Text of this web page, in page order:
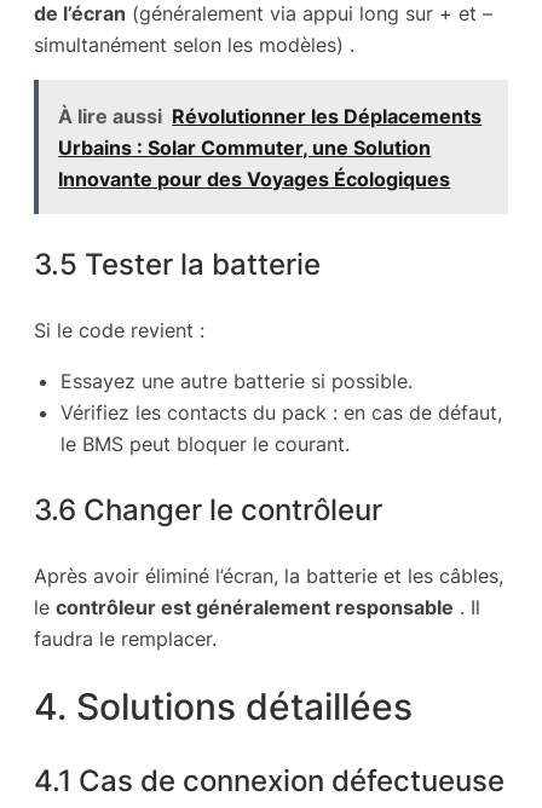
de l’écran (généralement via appui long sur + et –
simultanément selon les modèles) .
À lire aussi Révolutionner les Déplacements
Urbains : Solar Commuter, une Solution
Innovante pour des Voyages Écologiques
3.5 Tester la batterie
Si le code revient :
Essayez une autre batterie si possible.
Vérifiez les contacts du pack : en cas de défaut,
le BMS peut bloquer le courant.
3.6 Changer le contrôleur
Après avoir éliminé l’écran, la batterie et les câbles,
le contrôleur est généralement responsable . Il
faudra le remplacer.
4. Solutions détaillées
4.1 Cas de connexion défectueuse